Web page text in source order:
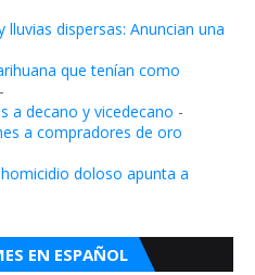
dispersas: Anuncian una
que tenían como
-
a decano y vicedecano -
a compradores de oro
doloso apunta a
EN ESPAÑOL